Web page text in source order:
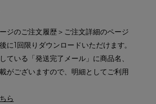
ジのご注文履歴＞ご注文詳細のページ
に1回限りダウンロードいただけます。
ている「発送完了メール」に商品名、
がございますので、明細としてご利用
ら